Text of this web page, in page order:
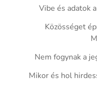
Vibe és adatok
Közösséget
Nem fogynak a
Mikor és hol